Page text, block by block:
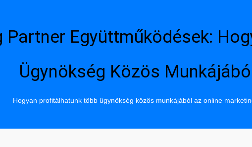
Partner Együttműködések:
Ügynökség Közös
Hogyan profitálhatunk több ügynökség közös munkájából az online